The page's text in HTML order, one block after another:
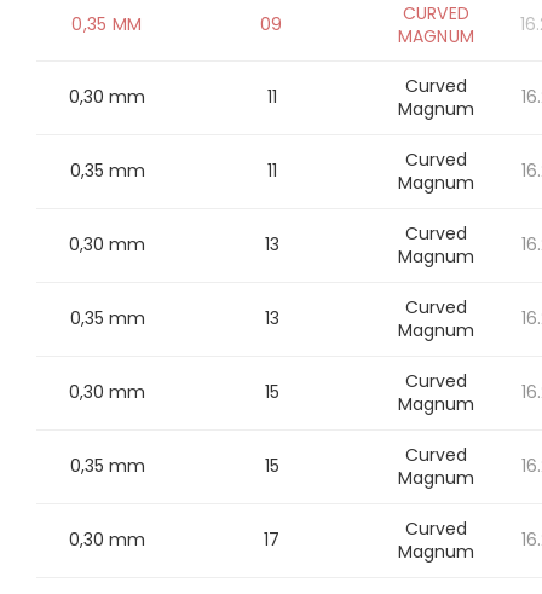
0,35 MM 09
CURVED
MAGNUM
0,30 mm 11
Curved
Magnum
0,35 mm 11
Curved
Magnum
0,30 mm 13
Curved
Magnum
0,35 mm 13
Curved
Magnum
0,30 mm 15
Curved
Magnum
0,35 mm 15
Curved
Magnum
0,30 mm 17
Curved
Magnum